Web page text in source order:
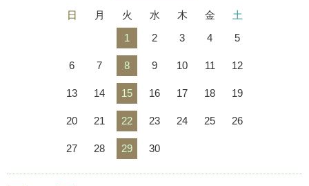
日 月 火 水 木 金
土
1
2 3 4 5
6 7 8 9 10 11 12
13 14 15 16 17 18 19
20 21 22 23 24 25 26
27 28 29 30